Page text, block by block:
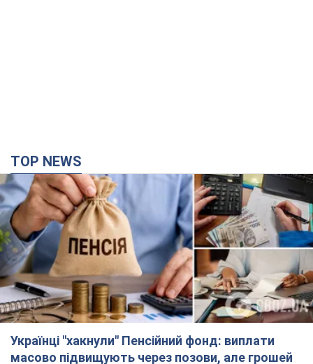
TOP NEWS
Українці "хакнули" Пенсійний фонд: виплати
масово підвищують через позови, але грошей